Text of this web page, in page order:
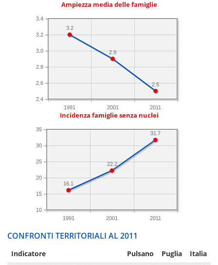
Ampiezza media delle famiglie
1991 2001 2011
2.4
2.6
2.8
3.0
3.2
3.4
2.5
2.9
3.2
Incidenza famiglie senza nuclei
1991 2001 2011
10
15
20
25
30
35
31.7
22.2
16.1
CONFRONTI TERRITORIALI AL 2011
Indicatore Pulsano Puglia Italia